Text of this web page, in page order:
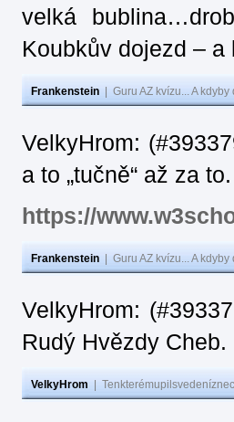
velká
Koubkův dojezd –
Frankenstein Guru AZ kvízu... A
VelkyHrom:
a to „tučně“ až za
https://
Frankenstein Guru AZ kvízu... A
VelkyHrom:
Rudý Hvězdy Cheb.
VelkyHrom